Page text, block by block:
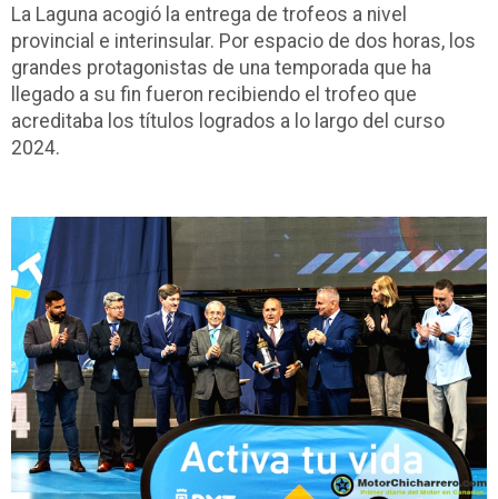
La Laguna acogió la entrega de trofeos a nivel
provincial e interinsular. Por espacio de dos horas, los
grandes protagonistas de una temporada que ha
llegado a su fin fueron recibiendo el trofeo que
acreditaba los títulos logrados a lo largo del curso
2024.